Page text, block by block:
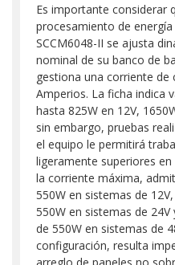
Es importante considerar
procesamiento de
SCCM6048-II se ajusta
nominal de su banco de
gestiona una corriente de
Amperios. La ficha indica
hasta 825W en 12V,
sin embargo, pruebas
el equipo le permitirá
ligeramente superiores
la corriente máxima,
550W en sistemas de
550W en sistemas de
de 550W en sistemas de
configuración, resulta